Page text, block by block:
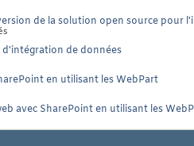
de la solution open source pour
de données
en utilisant les WebPart
avec SharePoint en utilisant les